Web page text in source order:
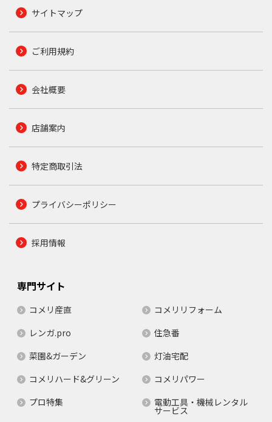
サイトマップ
ご利用規約
会社概要
店舗案内
特定商取引法
プライバシーポリシー
採用情報
専門サイト
コメリ産直
コメリリフォーム
レンガ.pro
住急番
菜園&ガーデン
灯油宅配
コメリハード&グリーン
コメリパワー
プロ特集
電動工具・機械レンタル
サービス